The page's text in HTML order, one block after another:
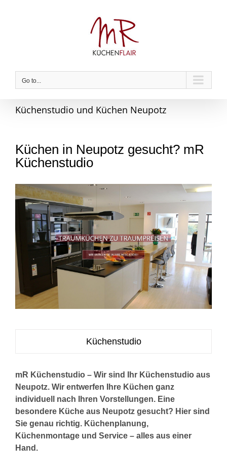
Go to...
Küchenstudio und Küchen Neupotz
Küchen in Neupotz gesucht? mR
Küchenstudio
Küchenstudio
mR Küchenstudio – Wir sind Ihr Küchenstudio aus
Neupotz. Wir entwerfen Ihre Küchen ganz
individuell nach Ihren Vorstellungen. Eine
besondere Küche aus Neupotz gesucht? Hier sind
Sie genau richtig. Küchenplanung,
Küchenmontage und Service – alles aus einer
Hand.